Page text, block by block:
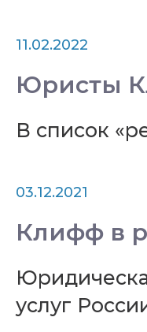
11.02.2022
Юристы
В список
03.12.2021
Клифф в
услуг